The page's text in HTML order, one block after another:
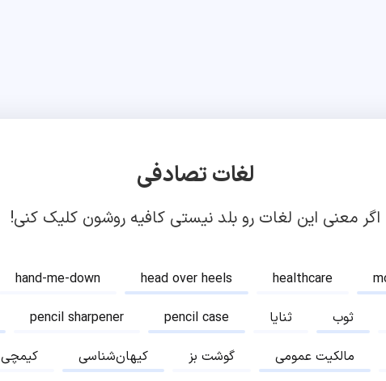
لغات تصادفی
اگر معنی این لغات رو بلد نیستی کافیه روشون کلیک کنی!
hand-me-down head over heels healthcare
pencil sharpener pencil case ثنایا ثوب
کیمچی کیهان‌شناسی گوشت بز مالکیت عمومی